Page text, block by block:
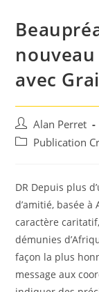
avec
Auteur/autrice
de
Alan Perret
PostPublication
DR Depuis plus
d’amitié, basée
caractère
démunies
façon la plus
message aux